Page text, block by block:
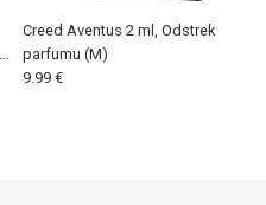
Creed Aventus 2 ml, Odstrek
parfumu (M)
9.99 €